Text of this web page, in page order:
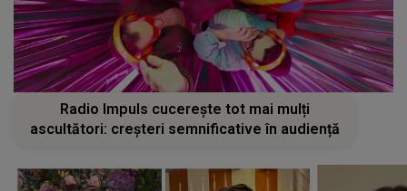
Radio Impuls cucerește tot mai mulți
ascultători: creșteri semnificative în audiență